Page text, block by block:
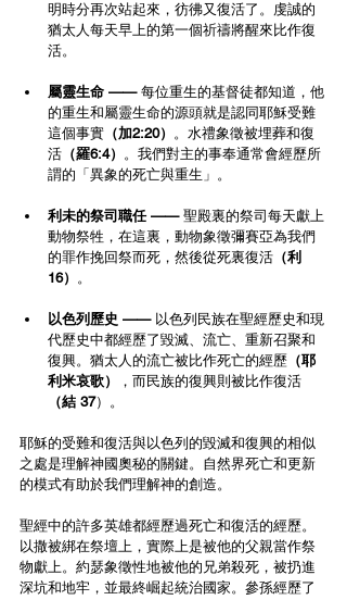
明時分再次站起來，彷彿又復活了。虔誠的
猶太人每天早上的第一個祈禱將醒來比作復
活。
屬靈生命 —— 每位重生的基督徒都知道，他
的重生和屬靈生命的源頭就是認同耶穌受難
這個事實 （加2:20） 。水禮象徵被埋葬和復
活 （羅6:4） 。我們對主的事奉通常會經歷所
謂的「異象的死亡與重生」。
利未的祭司職任 —— 聖殿裏的祭司每天獻上
動物祭牲，在這裏，動物象徵彌賽亞為我們
的罪作挽回祭而死，然後從死裏復活 （利
16） 。
以色列歷史 —— 以色列民族在聖經歷史和現
代歷史中都經歷了毀滅、流亡、重新召聚和
復興。猶太人的流亡被比作死亡的經歷 （耶
利米哀歌）
，而民族的復興則被比作復活
（結 37）。
耶穌的受難和復活與以色列的毀滅和復興的相似
之處是理解神國奧秘的關鍵。自然界死亡和更新
的模式有助於我們理解神的創造。
聖經中的許多英雄都經歷過死亡和復活的經歷。
以撒被綁在祭壇上，實際上是被他的父親當作祭
物獻上。約瑟象徵性地被他的兄弟殺死，被扔進
深坑和地牢，並最終崛起統治國家。參孫經歷了